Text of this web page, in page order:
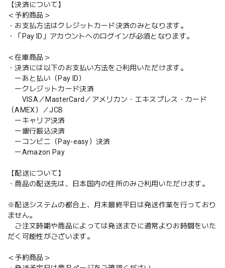
【決済について】
＜予約商品＞
・お支払方法はクレジットカード決済のみとなります。
・「Pay ID」アカウントへのログインが必須となります。
＜在庫商品＞
・決済には以下のお支払い方法をご利用いただけます。
ーあと払い（Pay ID）
ークレジットカード決済
VISA／MasterCard／アメリカン・エキスプレス・カード
（AMEX）／JCB
ーキャリア決済
ー銀行振込決済
ーコンビニ（Pay-easy）決済
ーAmazon Pay
【配送について】
・商品の配送先は、日本国内の住所のみご利用いただけます。
※配送システムの都合上、月末最終平日は発送作業を行っており
ません。
ご注文時期や商品によっては発送までに通常よりお時間をいた
だく可能性がございます。
＜予約商品＞